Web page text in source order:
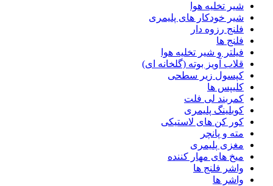
شیر تخلیه هوا
شیر خودکار های پلیمری
فلنج رزوه دار
فلنج ها
فیلتر و شیر تخلیه هوا
قلاب آویز بوته (گلخانه ای)
کپسول زیر سطحی
کلیپس ها
کمربند لی فلت
کوبلینگ پلیمری
کور کن های لاستیکی
مته و پانچر
مغزی پلیمری
میخ های مهار کننده
واشر فلنج ها
واشر ها